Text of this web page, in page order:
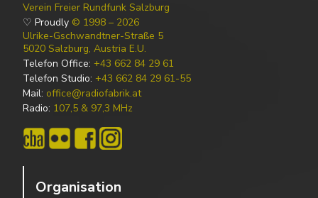
Verein Freier Rundfunk Salzburg
♡ Proudly © 1998 – 2026
Ulrike-Gschwandtner-Straße 5
5020 Salzburg, Austria E.U.
Telefon Office: +43 662 84 29 61
Telefon Studio: +43 662 84 29 61-55
Mail: office@radiofabrik.at
Radio: 107,5 & 97,3 MHz
Organisation